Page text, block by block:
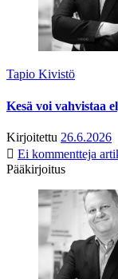
Tapio Kivistö
Kesä voi vahvistaa
Kirjoitettu 26.6.2026
Ei kommentteja
Pääkirjoitus